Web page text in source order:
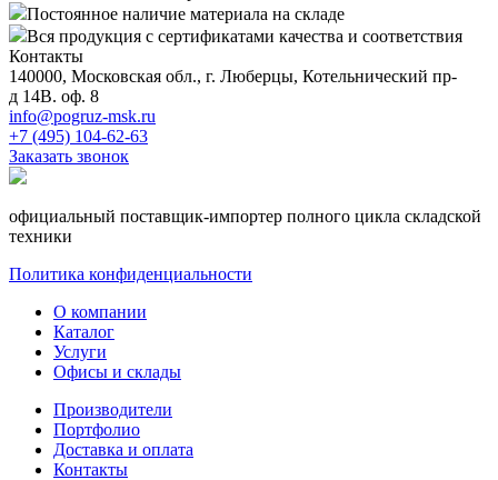
Постоянное наличие материала на складе
Вся продукция с сертификатами качества и соответствия
Контакты
140000, Московская обл., г. Люберцы, Котельнический пр-
д 14В. оф. 8
info@pogruz-msk.ru
+7 (495) 104-62-63
Заказать звонок
официальный поставщик-импортер полного цикла складской
техники
Политика конфиденциальности
О компании
Каталог
Услуги
Офисы и склады
Производители
Портфолио
Доставка и оплата
Контакты